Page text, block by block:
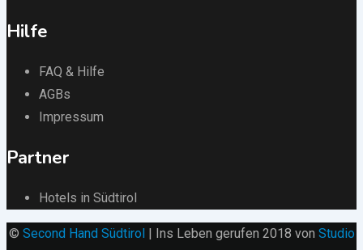
Hilfe
FAQ & Hilfe
AGBs
Impressum
Partner
Hotels in Südtirol
© Second Hand Südtirol | Ins Leben gerufen 2018 von Studio